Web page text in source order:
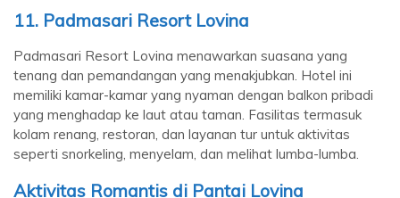
11. Padmasari Resort Lovina
Padmasari Resort Lovina menawarkan suasana yang
tenang dan pemandangan yang menakjubkan. Hotel ini
memiliki kamar-kamar yang nyaman dengan balkon pribadi
yang menghadap ke laut atau taman. Fasilitas termasuk
kolam renang, restoran, dan layanan tur untuk aktivitas
seperti snorkeling, menyelam, dan melihat lumba-lumba.
Aktivitas Romantis di Pantai Lovina